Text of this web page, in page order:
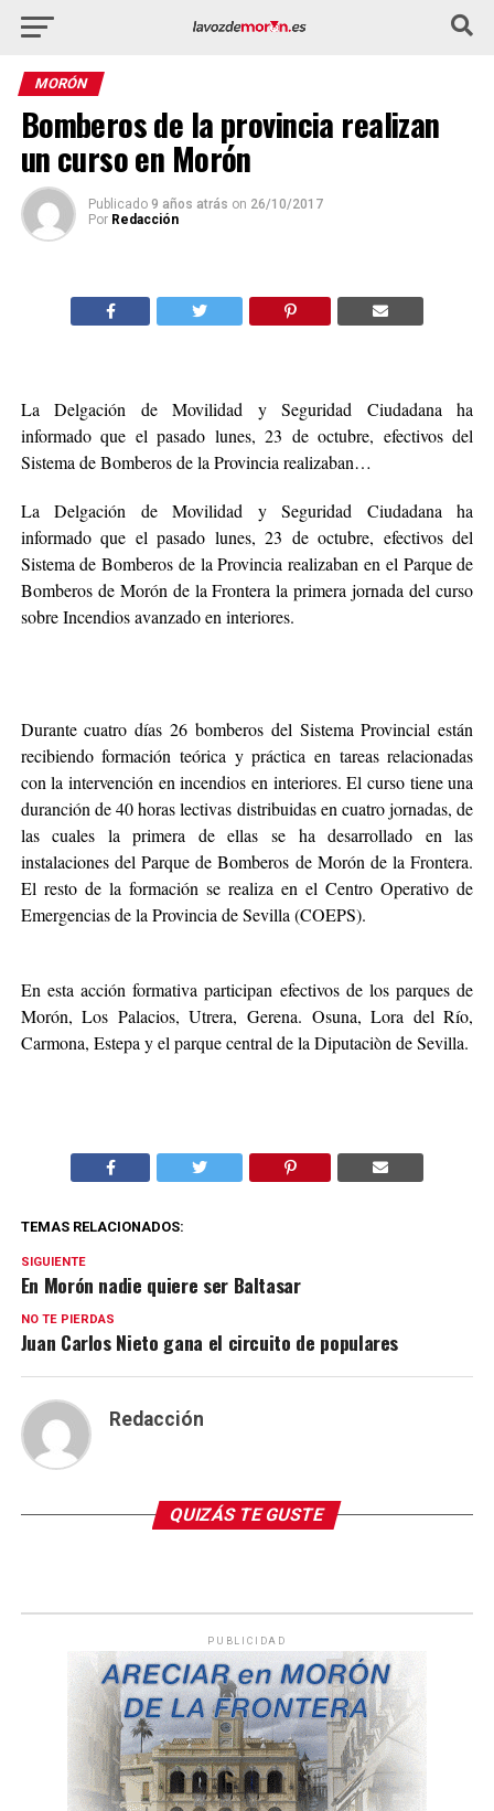
MORÓN
Bomberos de la provincia realizan
un curso en Morón
Publicado 9 años atrás on 26/10/2017
Por Redacción
La Delgación de Movilidad y Seguridad Ciudadana ha
informado que el pasado lunes, 23 de octubre, efectivos del
Sistema de Bomberos de la Provincia realizaban…
La Delgación de Movilidad y Seguridad Ciudadana ha
informado que el pasado lunes, 23 de octubre, efectivos del
Sistema de Bomberos de la Provincia realizaban en el Parque de
Bomberos de Morón de la Frontera la primera jornada del curso
sobre Incendios avanzado en interiores.
Durante cuatro días 26 bomberos del Sistema Provincial están
recibiendo formación teórica y práctica en tareas relacionadas
con la intervención en incendios en interiores. El curso tiene una
duranción de 40 horas lectivas distribuidas en cuatro jornadas, de
las cuales la primera de ellas se ha desarrollado en las
instalaciones del Parque de Bomberos de Morón de la Frontera.
El resto de la formación se realiza en el Centro Operativo de
Emergencias de la Provincia de Sevilla (COEPS).
En esta acción formativa participan efectivos de los parques de
Morón, Los Palacios, Utrera, Gerena. Osuna, Lora del Río,
Carmona, Estepa y el parque central de la Diputaciòn de Sevilla.
TEMAS RELACIONADOS:
SIGUIENTE
En Morón nadie quiere ser Baltasar
NO TE PIERDAS
Juan Carlos Nieto gana el circuito de populares
Redacción
QUIZÁS TE GUSTE
PUBLICIDAD